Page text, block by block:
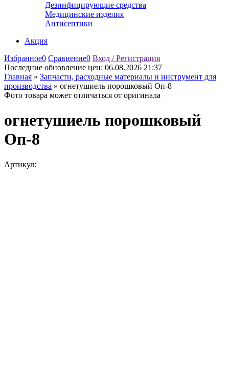
Дезинфицирующие средства
Медицинские изделия
Антисептики
Акция
Избранное0 Сравнение0 Вход / Регистрация
Последние обновление цен: 06.08.2026 21:37
Главная » Запчасти, расходные материалы и инструмент для
производства » огнетушиель порошковый Оп-8
Фото товара может отличаться от оригинала
огнетушиель порошковый
Оп-8
Артикул: